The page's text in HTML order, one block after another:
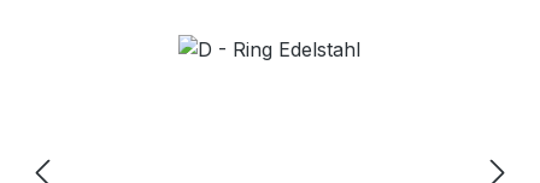
Bildergalerie überspringen